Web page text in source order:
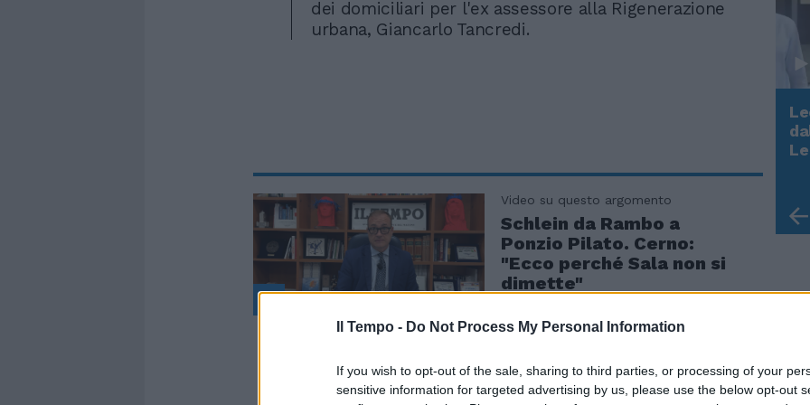
Il Tempo - Do Not Process My Personal Information
If you wish to opt-out of the sale, sharing to third parties, or processing of your
sensitive information for targeted advertising by us, please use the below opt-out
dei domiciliari per l'ex assessore alla Rigenerazione
urbana, Giancarlo Tancredi.
Video su questo argomento
Schlein da Rambo a
Ponzio Pilato. Cerno:
"Ecco perché Sala non si
dimette"
americana